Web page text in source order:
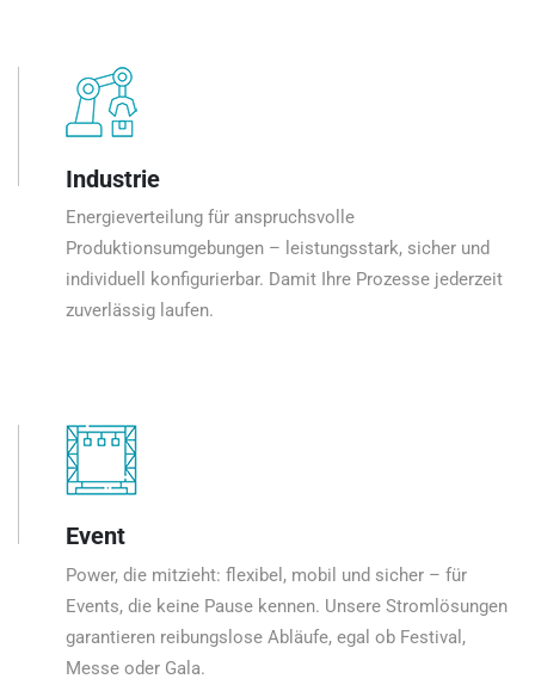
Industrie
Energieverteilung für anspruchsvolle
Produktionsumgebungen – leistungsstark, sicher und
individuell konfigurierbar. Damit Ihre Prozesse jederzeit
zuverlässig laufen.
Event
Power, die mitzieht: flexibel, mobil und sicher – für
Events, die keine Pause kennen. Unsere Stromlösungen
garantieren reibungslose Abläufe, egal ob Festival,
Messe oder Gala.